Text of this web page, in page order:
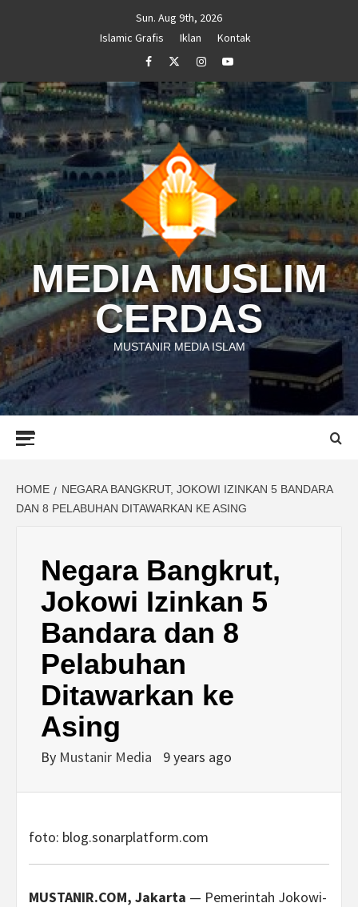
Sun. Aug 9th, 2026
Islamic Grafis
Iklan
Kontak
FacebookTwitterInstagramYoutube
MEDIA MUSLIM
CERDAS
MUSTANIR MEDIA ISLAM
HOME
NEGARA BANGKRUT, JOKOWI IZINKAN 5 BANDARA
DAN 8 PELABUHAN DITAWARKAN KE ASING
Negara Bangkrut,
Jokowi Izinkan 5
Bandara dan 8
Pelabuhan
Ditawarkan ke
Asing
By Mustanir Media 9 years ago
foto: blog.sonarplatform.com
MUSTANIR.COM, Jakarta — Pemerintah Jokowi-